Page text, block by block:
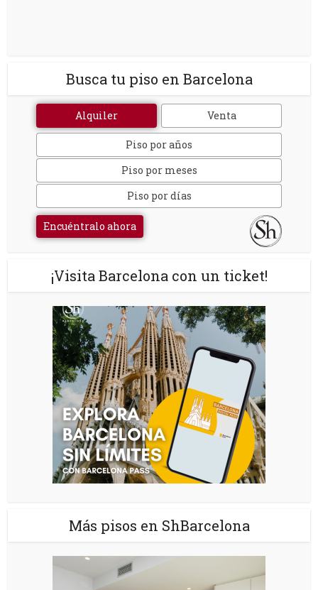
Busca tu piso en Barcelona
Alquiler Venta
Piso por años
Piso por meses
Piso por días
Encuéntralo ahora
¡Visita Barcelona con un ticket!
Más pisos en ShBarcelona